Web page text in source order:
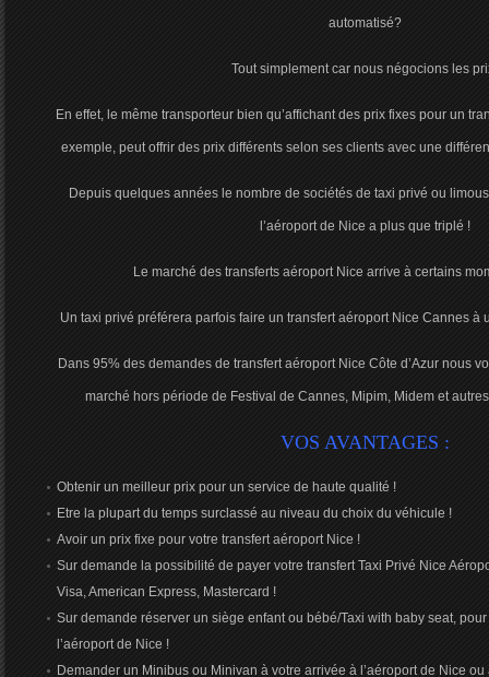
automatisé?
Tout simplement car nous négocions les
En effet, le même transporteur bien qu’affichant des prix fixes pour un
exemple, peut offrir des prix différents selon ses clients avec une
Depuis quelques années le nombre de sociétés de taxi privé ou
l’aéroport de Nice a plus que triplé !
Le marché des transferts aéroport Nice arrive à certains
Un taxi privé préférera parfois faire un transfert aéroport Nice Cannes à
Dans 95% des demandes de transfert aéroport Nice Côte d’Azur nous
marché hors période de Festival de Cannes, Mipim, Midem et
VOS AVANTAGES :
Obtenir un meilleur prix pour un service de haute qualité !
Etre la plupart du temps surclassé au niveau du choix du véhicule !
Avoir un prix fixe pour votre transfert aéroport Nice !
Sur demande la possibilité de payer votre transfert Taxi Privé Nice
Visa, American Express, Mastercard !
Sur demande réserver un siège enfant ou bébé/Taxi with baby seat,
l’aéroport de Nice !
Demander un Minibus ou Minivan à votre arrivée à l’aéroport de Nice